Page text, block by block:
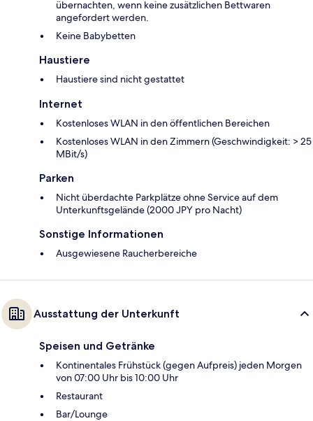
übernachten, wenn keine zusätzlichen Bettwaren
angefordert werden.
Keine Babybetten
Haustiere
Haustiere sind nicht gestattet
Internet
Kostenloses WLAN in den öffentlichen Bereichen
Kostenloses WLAN in den Zimmern (Geschwindigkeit: > 25
MBit/s)
Parken
Nicht überdachte Parkplätze ohne Service auf dem
Unterkunftsgelände (2000 JPY pro Nacht)
Sonstige Informationen
Ausgewiesene Raucherbereiche
Ausstattung der Unterkunft
Speisen und Getränke
Kontinentales Frühstück (gegen Aufpreis) jeden Morgen
von 07:00 Uhr bis 10:00 Uhr
Restaurant
Bar/Lounge